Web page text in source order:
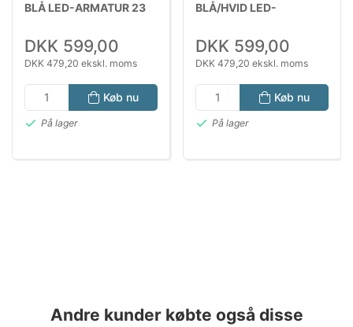
BLÅ LED-ARMATUR 23
DKK 599,00
DKK 479,20 ekskl. moms
Køb nu
På lager
BLÅ/HVID LED-
MM
DKK 599,00
DKK 479,20 ekskl. moms
Køb nu
På lager
Andre kunder købte også disse